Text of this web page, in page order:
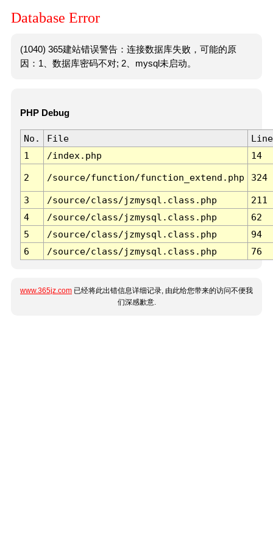
Database Error
(1040) 365建站错误警告：连接数据库失败，可能的原
因：1、数据库密码不对; 2、mysql未启动。
PHP Debug
No. File
Line
1
/index.php 14
2 /source/function/function_extend.php 324
3 /source/class/jzmysql.class.php
211
4
/source/class/jzmysql.class.php
62
5
/source/class/jzmysql.class.php
94
6
/source/class/jzmysql.class.php 76
www.365jz.com 已经将此出错信息详细记录, 由此给您带来的访问不便我
们深感歉意.